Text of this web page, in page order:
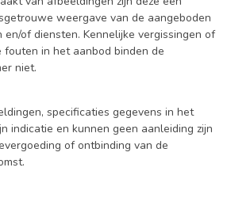
weergave van de aangeboden
en/of diensten. Kennelijke vergissingen of
fouten in het aanbod binden de
niet.
specificaties gegevens in het
indicatie en kunnen geen aanleiding zijn
of ontbinding van de